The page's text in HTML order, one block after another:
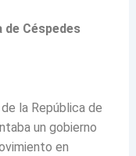
de Céspedes
la República de
un gobierno
en